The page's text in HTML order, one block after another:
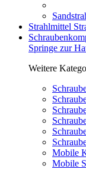
Strahlmittel
Springe zur
Weitere
Mobile
Mobile